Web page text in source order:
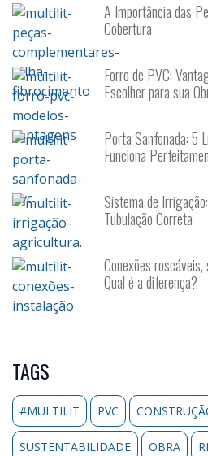
A Importância das
Cobertura
Forro de PVC:
Escolher para sua
Porta Sanfonada: 5
Funciona
Sistema de
Tubulação Correta
Conexões
Qual é a diferença?
TAGS
#MULTILIT PVC
SUSTENTABILIDADE OBRA